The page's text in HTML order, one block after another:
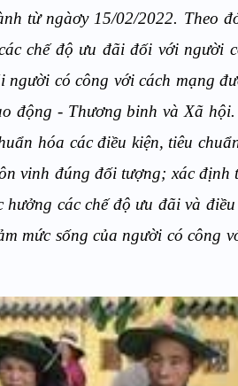
từ ngàơy 15/02/2022. Theo
chế độ ưu đãi đối với người
có công với cách mạng
động - Thương binh và Xã
hóa các điều kiện, tiêu
vinh đúng đối tượng; xác
các chế độ ưu đãi và
mức sống của người có công